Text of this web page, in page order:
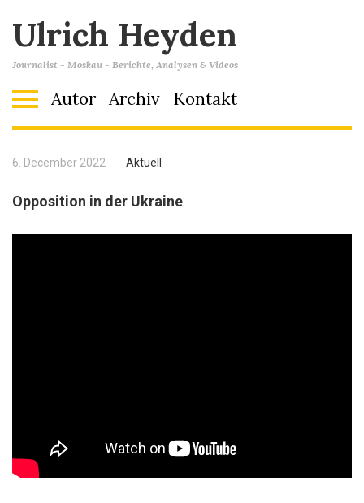
Ulrich Heyden
Journalist - Moskau - Berichte, Analysen & Videos
Autor Archiv Kontakt
6. December 2022 Aktuell
Opposition in der Ukraine